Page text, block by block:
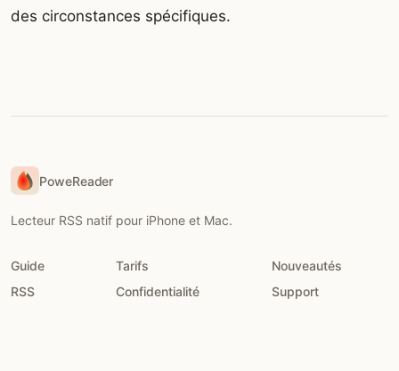
des circonstances spécifiques.
PoweReader
Lecteur RSS natif pour iPhone et Mac.
Guide Tarifs
Nouveautés
RSS
Confidentialité Support